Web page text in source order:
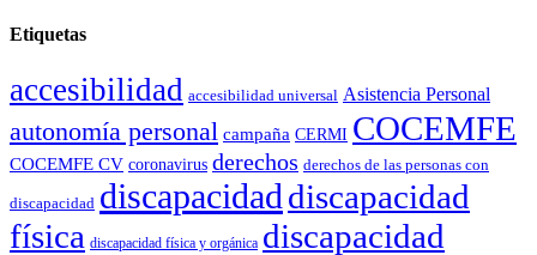
Etiquetas
accesibilidad accesibilidad universal Asistencia Personal
autonomía personal campaña CERMI COCEMFE
COCEMFE CV coronavirus derechos derechos de las personas con
discapacidad discapacidad discapacidad
física discapacidad física y orgánica discapacidad